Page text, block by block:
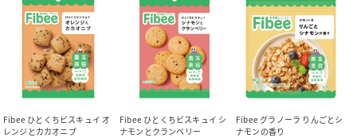
Fibee ひとくちビスキュイ オ
レンジとカカオニブ
Fibee ひとくちビスキュイ シ
ナモンとクランベリー
Fibee グラノーラ りんごとシ
ナモンの香り